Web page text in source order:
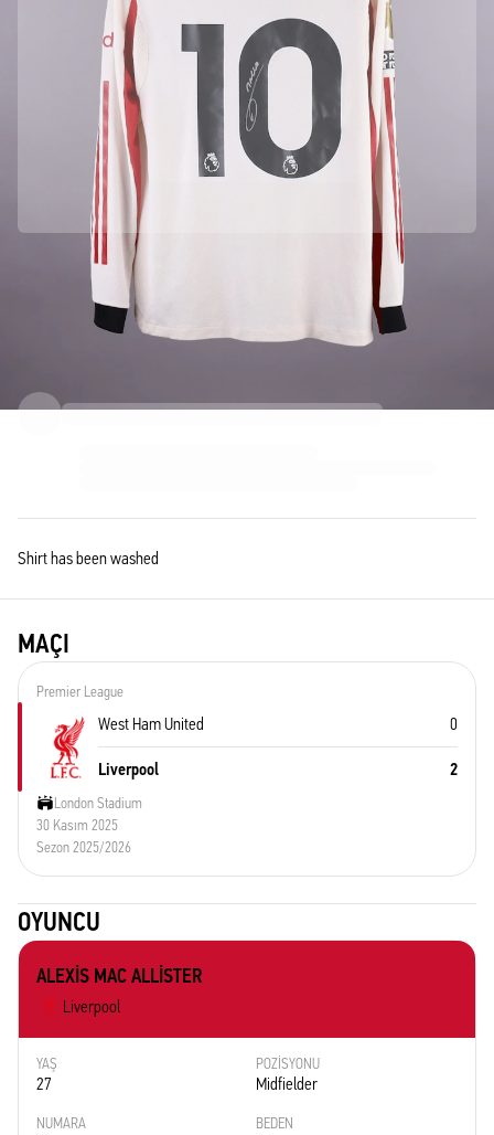
Liverpool FC ile resmi ortaklık
Bu ürünün orijinal olduğundan emin olmak için doğrudan Liverpool FC takımından temin ettik.
Orijinalliği Fabricks ile doğrulandı
Shirt has been washed
MAÇI
Premier League
West Ham United 0
Liverpool 2
London Stadium
30 Kasım 2025
Sezon 2025/2026
OYUNCU
ALEXIS MAC ALLISTER
Liverpool
YAŞ
27
POZISYONU
Midfielder
NUMARA BEDEN